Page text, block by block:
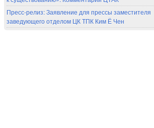
Пресс-релиз: Заявление для прессы заместителя
заведующего отделом ЦК ТПК Ким Ё Чен